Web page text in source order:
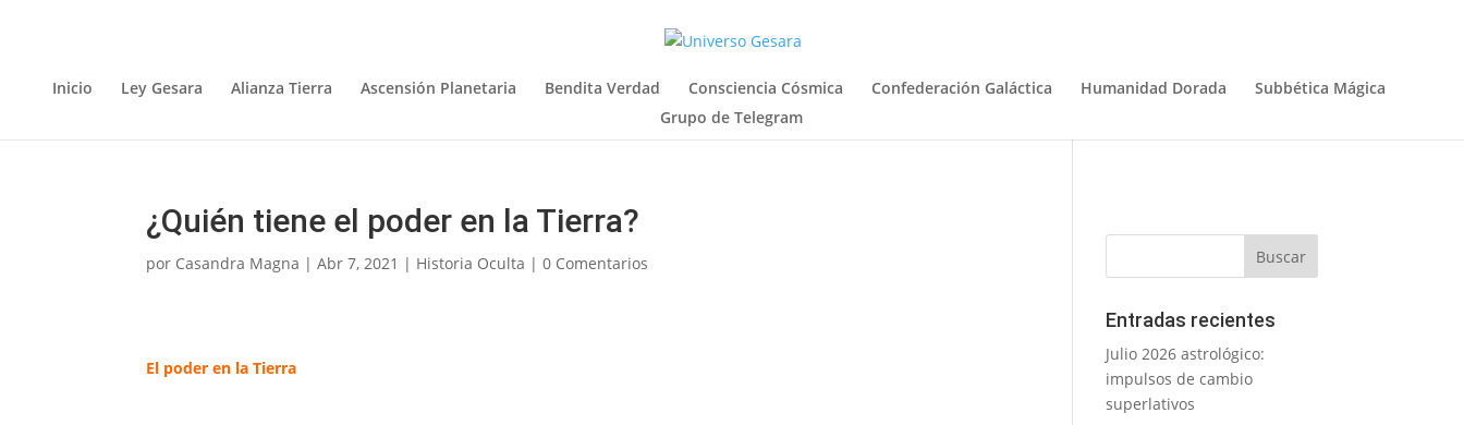
Inicio Ley Gesara Alianza Tierra Ascensión Planetaria Bendita Verdad Consciencia Cósmica Confederación Galáctica Humanidad Dorada
Subbética Mágica
Grupo de Telegram
¿Quién tiene el poder en la Tierra?
por Casandra Magna |Abr 7, 2021 | Historia Oculta |0 Comentarios
El poder en la Tierra
Entradas recientes
Julio 2026 astrológico:
impulsos de cambio
superlativos